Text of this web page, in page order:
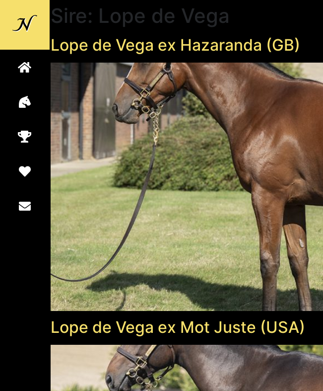
Back to
Newsells
Sire: Lope de Vega
Lope de Vega ex Hazaranda (GB)
Lope de Vega ex Mot Juste (USA)